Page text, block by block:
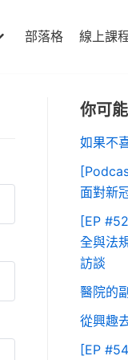
部落格 線上課
你可
如果不
面對新
[EP
全與法
訪談
醫院的
從興趣
[EP